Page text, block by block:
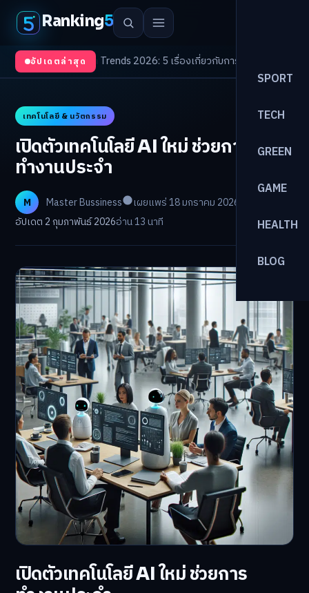
Ranking5
SPORT
TECH
GREEN
GAME
HEALTH
BLOG
อัปเดตล่าสุด
Health Trends 2026: 5 เรื่องเกี่ยวกับการแพทย์ที่ควรรู้
เทคโนโลยี & นวัตกรรม
เปิดตัวเทคโนโลยี AI ใหม่ ช่วยการ
ทำงานประจำ
M Master Bussiness
เผยแพร่ 18 มกราคม 2026
อัปเดต 2 กุมภาพันธ์ 2026อ่าน 13 นาที
เปิดตัวเทคโนโลยี AI ใหม่ ช่วยการ